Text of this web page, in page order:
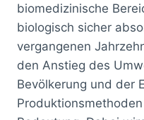
biomedizinische
biologisch sicher
vergangenen
den Anstieg des
Bevölkerung und der